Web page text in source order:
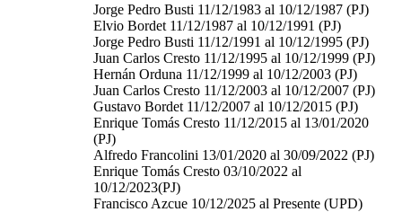
Jorge Pedro Busti 11/12/1983 al 10/12/1987 (PJ)
Elvio Bordet 11/12/1987 al 10/12/1991 (PJ)
Jorge Pedro Busti 11/12/1991 al 10/12/1995 (PJ)
Juan Carlos Cresto 11/12/1995 al 10/12/1999 (PJ)
Hernán Orduna 11/12/1999 al 10/12/2003 (PJ)
Juan Carlos Cresto 11/12/2003 al 10/12/2007 (PJ)
Gustavo Bordet 11/12/2007 al 10/12/2015 (PJ)
Enrique Tomás Cresto 11/12/2015 al 13/01/2020
(PJ)
Alfredo Francolini 13/01/2020 al 30/09/2022 (PJ)
Enrique Tomás Cresto 03/10/2022 al
10/12/2023(PJ)
Francisco Azcue 10/12/2025 al Presente (UPD)